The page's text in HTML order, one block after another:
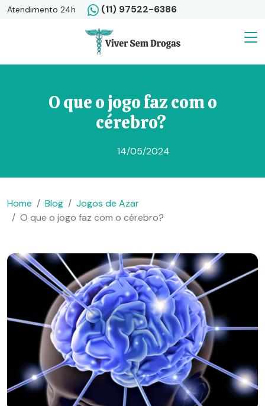
Atendimento 24h (11) 97522-6386
O que o jogo faz com o
cérebro?
14/05/2024
Home Blog
Jogos de Azar
O que o jogo faz com o cérebro?